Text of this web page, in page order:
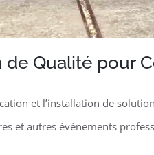
de Qualité pour
et l’installation de
et autres événements